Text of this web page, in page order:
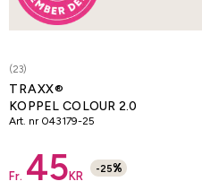
(23)
TRAXX®
KOPPEL COLOUR 2.0
Art. nr 043179-25
Fr. 45 KR
-25%